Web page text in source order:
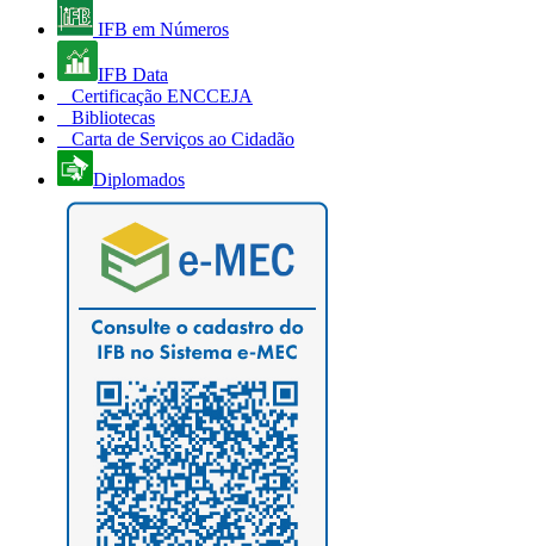
IFB em Números
IFB Data
Certificação ENCCEJA
Bibliotecas
Carta de Serviços ao Cidadão
Diplomados